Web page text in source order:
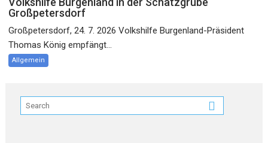
Großpetersdorf
Großpetersdorf, 24. 7. 2026 Volkshilfe Burgenland-Präsident
Thomas König empfängt...
Allgemein